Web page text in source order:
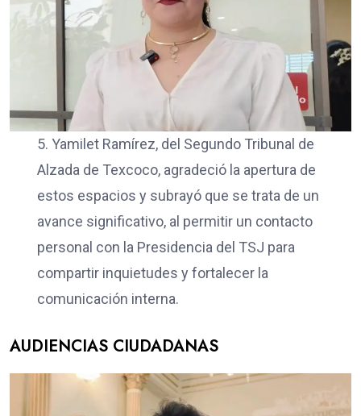
5. Yamilet Ramírez, del Segundo Tribunal de
Alzada de Texcoco, agradeció la apertura de
estos espacios y subrayó que se trata de un
avance significativo, al permitir un contacto
personal con la Presidencia del TSJ para
compartir inquietudes y fortalecer la
comunicación interna.
AUDIENCIAS CIUDADANAS